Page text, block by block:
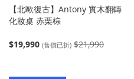
【北歐復古】Antony 實木翻轉
化妝桌 赤栗棕
$19,990 (售價已折) $21,990